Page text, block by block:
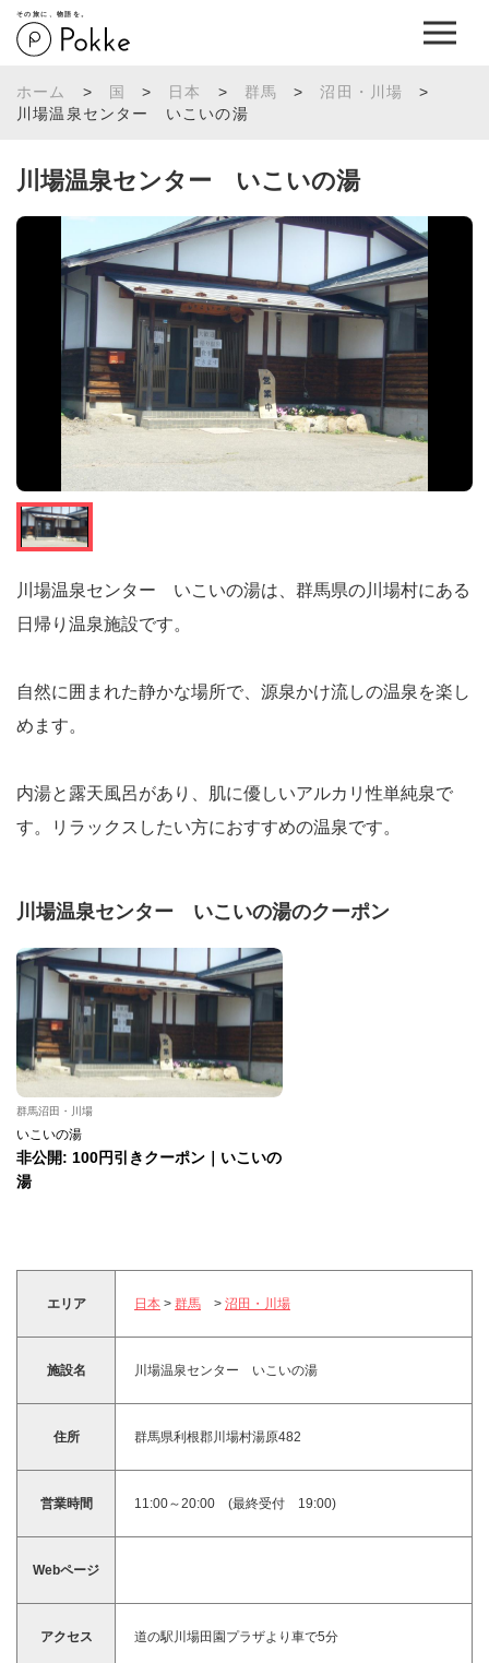
その旅に、物語を。
ホーム > 国 > 日本 > 群馬 > 沼田・川場
>
川場温泉センター いこいの湯
川場温泉センター いこいの湯
川場温泉センター いこいの湯は、群馬県の川場村にある
日帰り温泉施設です。
自然に囲まれた静かな場所で、源泉かけ流しの温泉を楽し
めます。
内湯と露天風呂があり、肌に優しいアルカリ性単純泉で
す。リラックスしたい方におすすめの温泉です。
川場温泉センター いこいの湯のクーポン
群馬沼田・川場
いこいの湯
非公開: 100円引きクーポン｜いこいの
湯
エリア 日本 > 群馬 > 沼田・川場
施設名 川場温泉センター いこいの湯
住所 群馬県利根郡川場村湯原482
営業時間 11:00～20:00 (最終受付 19:00)
Webページ
アクセス 道の駅川場田園プラザより車で5分